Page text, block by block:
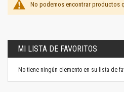
No podemos encontrar productos
MI LISTA DE FAVORITOS
No tiene ningún elemento en su lista de